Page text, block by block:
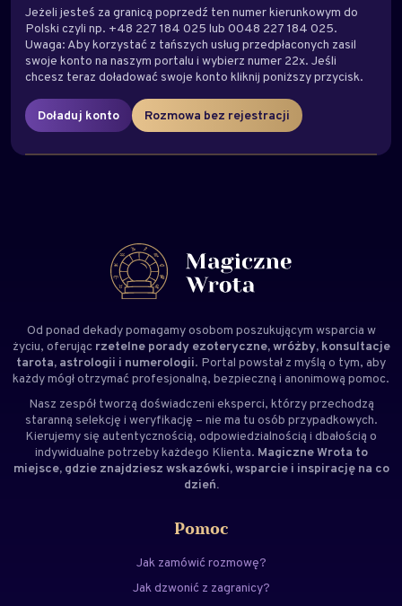
Jeżeli jesteś za granicą poprzedź ten numer kierunkowym do
Polski czyli np. +48 227 184 025 lub 0048 227 184 025.
Uwaga: Aby korzystać z tańszych usług przedpłaconych zasil
swoje konto na naszym portalu i wybierz numer 22x. Jeśli
chcesz teraz doładować swoje konto kliknij poniższy przycisk.
Doładuj konto Rozmowa bez rejestracji
Od ponad dekady pomagamy osobom poszukującym wsparcia w
życiu, oferując rzetelne porady ezoteryczne, wróżby, konsultacje
tarota, astrologii i numerologii. Portal powstał z myślą o tym, aby
każdy mógł otrzymać profesjonalną, bezpieczną i anonimową pomoc.
Nasz zespół tworzą doświadczeni eksperci, którzy przechodzą
staranną selekcję i weryfikację – nie ma tu osób przypadkowych.
Kierujemy się autentycznością, odpowiedzialnością i dbałością o
indywidualne potrzeby każdego Klienta. Magiczne Wrota to
miejsce, gdzie znajdziesz wskazówki, wsparcie i inspirację na co
dzień.
Pomoc
Jak zamówić rozmowę?
Jak dzwonić z zagranicy?